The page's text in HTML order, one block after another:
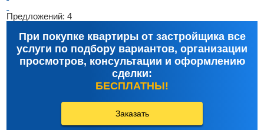
Предложений: 4
При покупке квартиры от застройщика все
услуги по подбору вариантов, организации
просмотров, консультации и оформлению
сделки:
БЕСПЛАТНЫ!
Заказать